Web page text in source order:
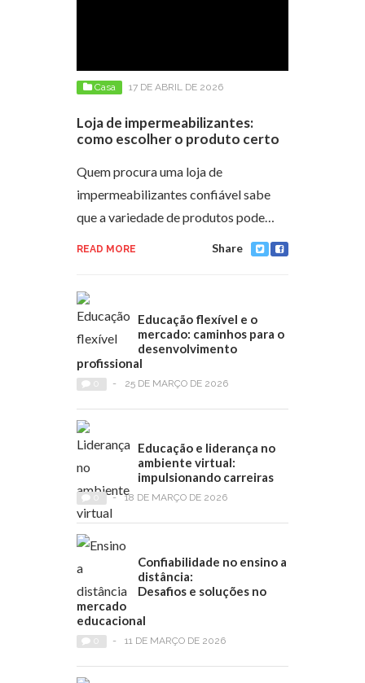
Casa 17 DE ABRIL DE 2026
Loja de impermeabilizantes:
como escolher o produto certo
Quem procura uma loja de
impermeabilizantes confiável sabe
que a variedade de produtos pode…
READ MORE Share
Educação flexível e o
mercado: caminhos para o
desenvolvimento
profissional
- 25 DE MARÇO DE 2026
Educação e liderança no
ambiente virtual:
impulsionando carreiras
- 18 DE MARÇO DE 2026
Confiabilidade no ensino a
distância:
Desafios e soluções no
mercado
educacional
- 11 DE MARÇO DE 2026